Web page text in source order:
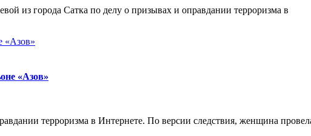
из города Сатка по делу о призывах и оправдании терроризма в
«Азов»
терроризма в Интернете. По версии следствия, женщина